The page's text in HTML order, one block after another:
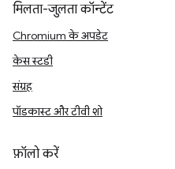
मिलता-जुलता कॉन्टेंट
Chromium के अपडेट
केस स्टडी
संग्रह
पॉडकास्ट और टीवी शो
फ़ॉलो करें